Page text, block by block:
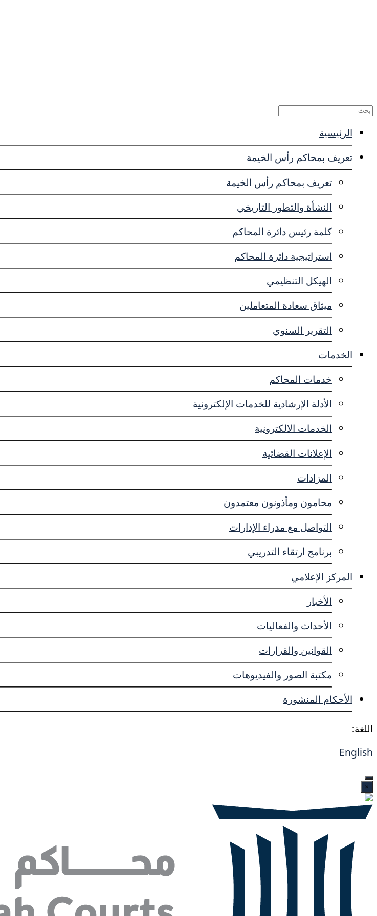
الرئيسية
تعريف بمحاكم رأس الخيمة
تعريف بمحاكم رأس الخيمة
النشأة والتطور التاريخي
كلمة رئيس دائرة المحاكم
استراتيجية دائرة المحاكم
الهيكل التنظيمي
ميثاق سعادة المتعاملين
التقرير السنوي
الخدمات
خدمات المحاكم
الأدلة الإرشادية للخدمات الإلكترونية
الخدمات الالكترونية
الإعلانات القضائية
المزادات
محامون ومأذونون معتمدون
التواصل مع مدراء الإدارات
برنامج ارتقاء التدريبي
المركز الإعلامي
الأخبار
الأحداث والفعاليات
القوانين والقرارات
مكتبة الصور والفيديوهات
الأحكام المنشورة
اللغة:
English
×